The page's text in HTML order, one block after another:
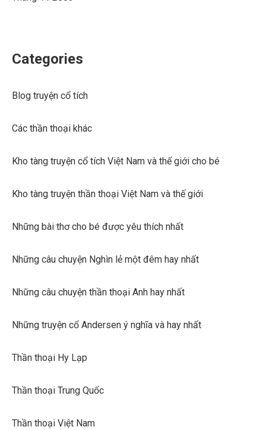
Categories
Blog truyện cổ tích
Các thần thoại khác
Kho tàng truyện cổ tích Việt Nam và thế giới cho bé
Kho tàng truyện thần thoại Việt Nam và thế giới
Những bài thơ cho bé được yêu thích nhất
Những câu chuyện Nghìn lẻ một đêm hay nhất
Những câu chuyện thần thoại Anh hay nhất
Những truyện cổ Andersen ý nghĩa và hay nhất
Thần thoại Hy Lạp
Thần thoại Trung Quốc
Thần thoại Việt Nam